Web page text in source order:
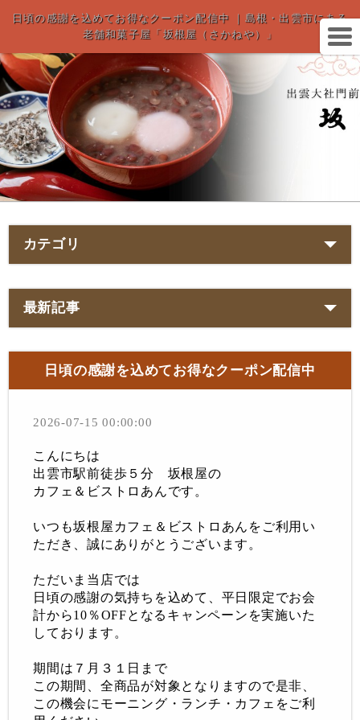
日頃の感謝を込めてお得なクーポン配信中 ｜島根・出雲市にある
老舗和菓子屋「坂根屋（さかねや）」
カテゴリ
最新記事
日頃の感謝を込めてお得なクーポン配信中
2026-07-15 00:00:00
こんにちは
出雲市駅前徒歩５分 坂根屋の
カフェ＆ビストロあんです。
いつも坂根屋カフェ＆ビストロあんをご利用い
ただき、誠にありがとうございます。
ただいま当店では
日頃の感謝の気持ちを込めて、平日限定でお会
計から10％OFFとなるキャンペーンを実施いた
しております。
期間は７月３１日まで
この期間、全商品が対象となりますので是非、
この機会にモーニング・ランチ・カフェをご利